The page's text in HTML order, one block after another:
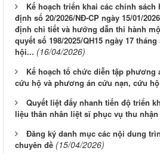
Kế hoạch triển khai các chính
định số 20/2026/NĐ-CP ngày 15/01/
định chi tiết và hướng dẫn thi hành
quyết số 198/2025/QH15 ngày 17
hội... (16/04/2026)
Kế hoạch tổ chức diễn tập phương
cứu hộ và phương án cứu nạn, cứu hộ
Quyết liệt đẩy nhanh tiến độ triển
liệu thân nhân liệt sĩ phục vụ thu nhận
Đăng ký danh mục các nội dung
chuyên đề (15/04/2026)